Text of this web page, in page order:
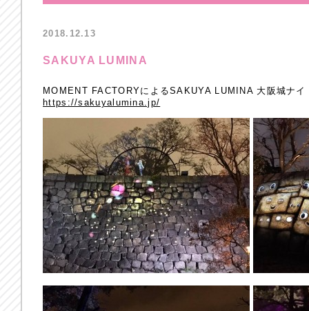
2018.12.13
SAKUYA LUMINA
MOMENT FACTORYによるSAKUYA LUMINA 大阪城ナイ
https://sakuyalumina.jp/